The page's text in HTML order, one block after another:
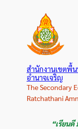
สำนักงานเขตพื้
อำนาจเจริญ
The Secondary
Ratchathani
“เรียน